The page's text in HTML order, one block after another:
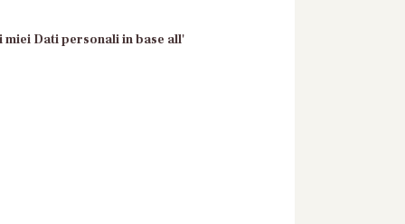
Dati personali in base all'